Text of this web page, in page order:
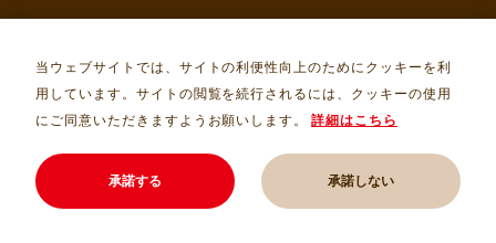
当ウェブサイトでは、サイトの利便性向上のためにクッキーを利
用しています。サイトの閲覧を続行されるには、クッキーの使用
にご同意いただきますようお願いします。
詳細はこちら
承諾する 承諾しない